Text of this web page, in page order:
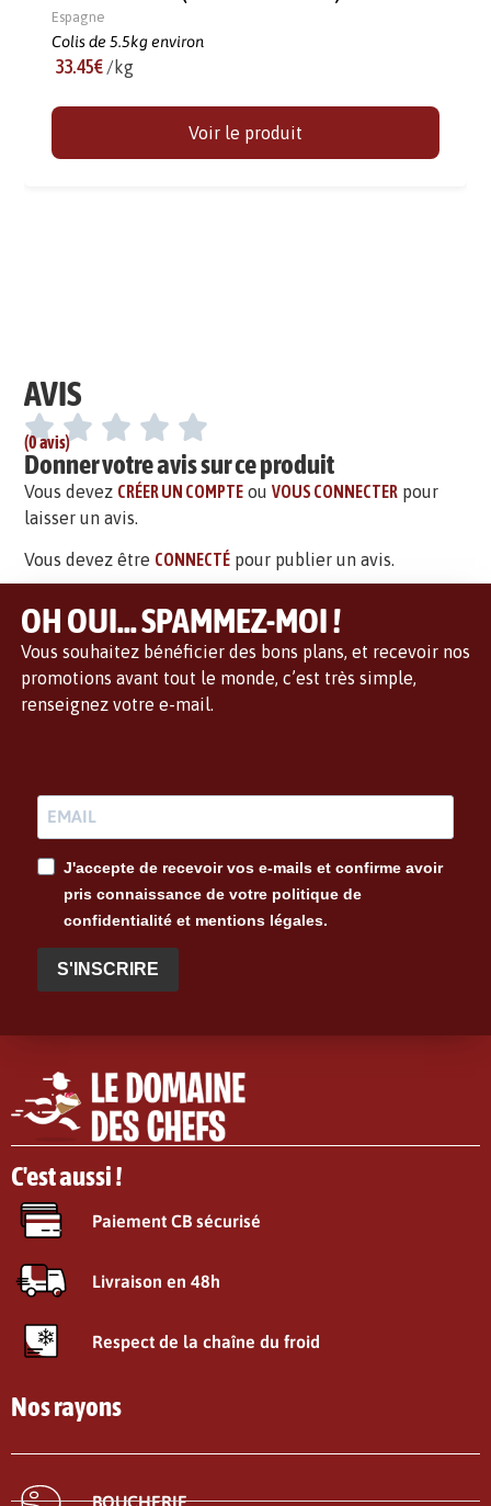
Espagne
Colis de 5.5kg environ
33.45€ /kg
Voir le produit
AVIS
(0 avis)
Donner votre avis sur ce produit
Vous devez CRÉER UN COMPTE ouVOUS CONNECTER pour
laisser un avis.
Vous devez être CONNECTÉ pour publier un avis.
OH OUI... SPAMMEZ-MOI !
Vous souhaitez bénéficier des bons plans, et recevoir nos
promotions avant tout le monde, c’est très simple,
renseignez votre e-mail.
J'accepte de recevoir vos e-mails et confirme avoir
pris connaissance de votre politique de
confidentialité et mentions légales.
S'INSCRIRE
C'est aussi !
Paiement CB sécurisé
Livraison en 48h
Respect de la chaîne du froid
Nos rayons
BOUCHERIE